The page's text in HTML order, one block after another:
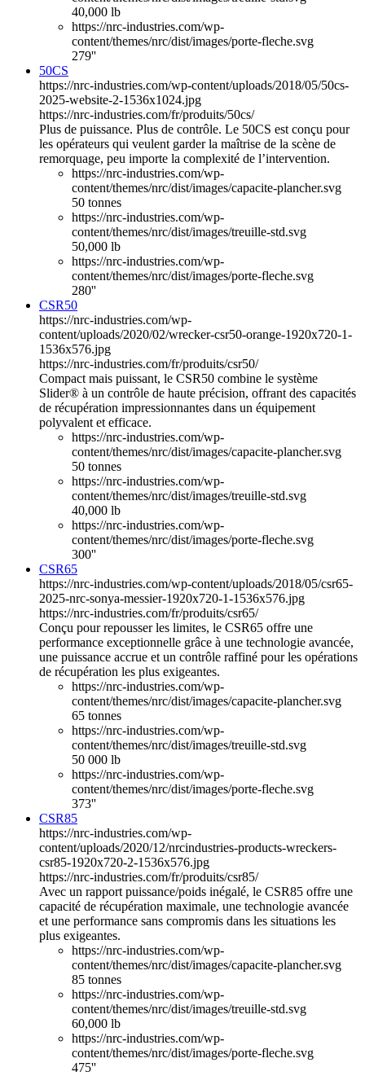
40,000 lb
https://nrc-industries.com/wp-
content/themes/nrc/dist/images/porte-fleche.svg
279''
50CS
https://nrc-industries.com/wp-content/uploads/2018/05/50cs-
2025-website-2-1536x1024.jpg
https://nrc-industries.com/fr/produits/50cs/
Plus de puissance. Plus de contrôle. Le 50CS est conçu pour
les opérateurs qui veulent garder la maîtrise de la scène de
remorquage, peu importe la complexité de l’intervention.
https://nrc-industries.com/wp-
content/themes/nrc/dist/images/capacite-plancher.svg
50 tonnes
https://nrc-industries.com/wp-
content/themes/nrc/dist/images/treuille-std.svg
50,000 lb
https://nrc-industries.com/wp-
content/themes/nrc/dist/images/porte-fleche.svg
280''
CSR50
https://nrc-industries.com/wp-
content/uploads/2020/02/wrecker-csr50-orange-1920x720-1-
1536x576.jpg
https://nrc-industries.com/fr/produits/csr50/
Compact mais puissant, le CSR50 combine le système
Slider® à un contrôle de haute précision, offrant des capacités
de récupération impressionnantes dans un équipement
polyvalent et efficace.
https://nrc-industries.com/wp-
content/themes/nrc/dist/images/capacite-plancher.svg
50 tonnes
https://nrc-industries.com/wp-
content/themes/nrc/dist/images/treuille-std.svg
40,000 lb
https://nrc-industries.com/wp-
content/themes/nrc/dist/images/porte-fleche.svg
300''
CSR65
https://nrc-industries.com/wp-content/uploads/2018/05/csr65-
2025-nrc-sonya-messier-1920x720-1-1536x576.jpg
https://nrc-industries.com/fr/produits/csr65/
Conçu pour repousser les limites, le CSR65 offre une
performance exceptionnelle grâce à une technologie avancée,
une puissance accrue et un contrôle raffiné pour les opérations
de récupération les plus exigeantes.
https://nrc-industries.com/wp-
content/themes/nrc/dist/images/capacite-plancher.svg
65 tonnes
https://nrc-industries.com/wp-
content/themes/nrc/dist/images/treuille-std.svg
50 000 lb
https://nrc-industries.com/wp-
content/themes/nrc/dist/images/porte-fleche.svg
373''
CSR85
https://nrc-industries.com/wp-
content/uploads/2020/12/nrcindustries-products-wreckers-
csr85-1920x720-2-1536x576.jpg
https://nrc-industries.com/fr/produits/csr85/
Avec un rapport puissance/poids inégalé, le CSR85 offre une
capacité de récupération maximale, une technologie avancée
et une performance sans compromis dans les situations les
plus exigeantes.
https://nrc-industries.com/wp-
content/themes/nrc/dist/images/capacite-plancher.svg
85 tonnes
https://nrc-industries.com/wp-
content/themes/nrc/dist/images/treuille-std.svg
60,000 lb
https://nrc-industries.com/wp-
content/themes/nrc/dist/images/porte-fleche.svg
475''